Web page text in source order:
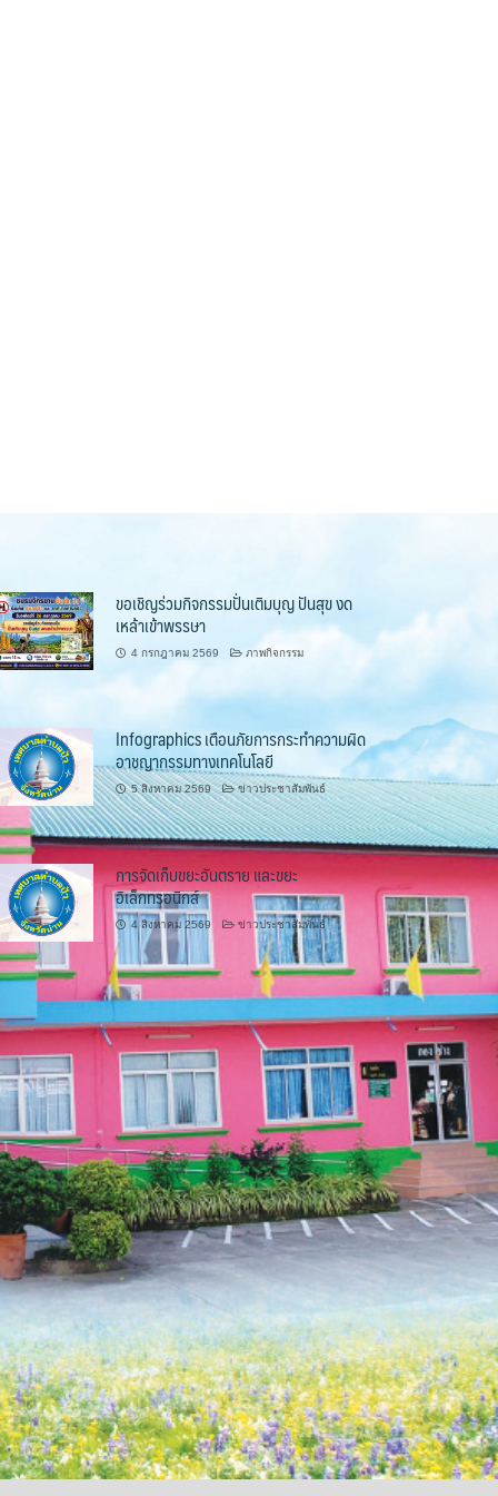
ขอเชิญร่วมกิจกรรมปั่นเติมบุญ ปันสุข งด
เหล้าเข้าพรรษา
4 กรกฎาคม 2569 ภาพกิจกรรม
Infographics เตือนภัยการกระทำความผิด
อาชญากรรมทางเทคโนโลยี
5 สิงหาคม 2569 ข่าวประชาสัมพันธ์
การจัดเก็บขยะอันตราย และขยะ
อิเล็กทรอนิกส์
4 สิงหาคม 2569 ข่าวประชาสัมพันธ์